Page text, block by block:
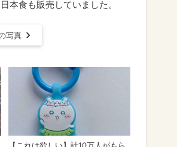
本食も販売していました。
写真